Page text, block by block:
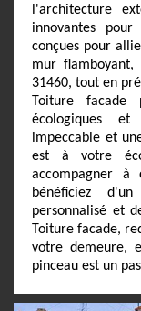
l'architecture
innovantes
conçues pour
mur flamboyant,
31460, tout en
Toiture facade
écologiques
impeccable et
est à votre
accompagner à
bénéficiez
personnalisé et
Toiture facade,
votre demeure,
pinceau est un